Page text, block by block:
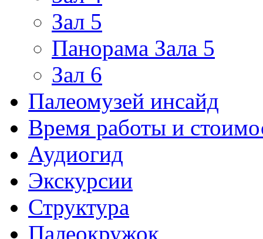
Зал 5
Панорама Зала 5
Зал 6
Палеомузей инсайд
Время работы и
Аудиогид
Экскурсии
Структура
Палеокружок